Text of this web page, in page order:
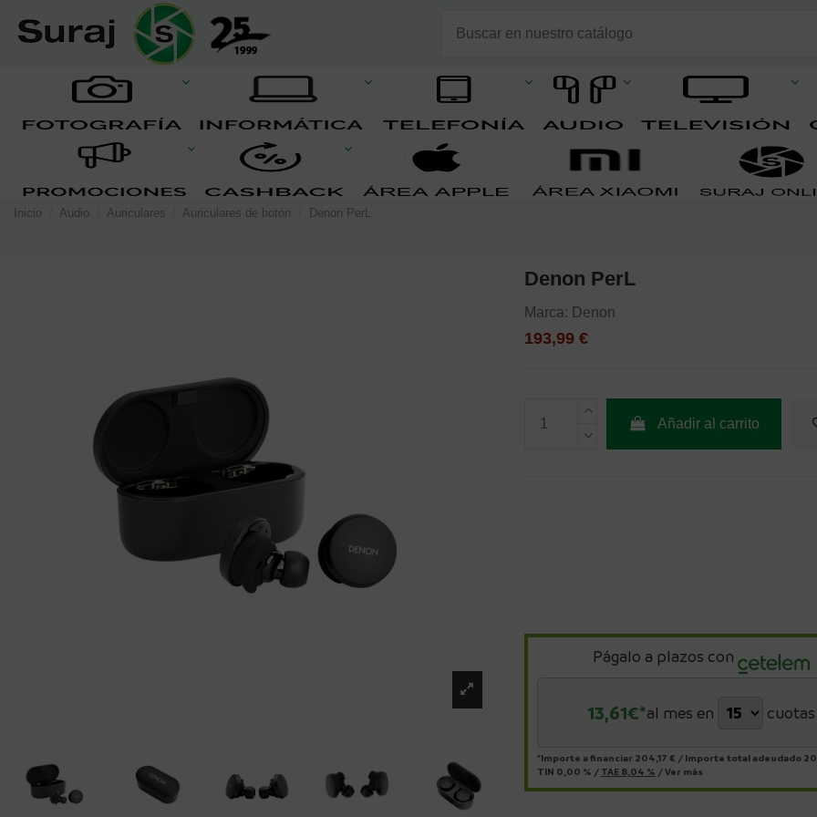
Inicio Audio Auriculares Auriculares de botón Denon PerL
Denon PerL
Marca: Denon
193,99 €
Añadir al carrito
Págalo a plazos con
13,61€*al mes en cuotas
*Importe a financiar 204,17 € / Importe total adeudado
TIN 0,00 % / TAE 8,04 % /Ver más